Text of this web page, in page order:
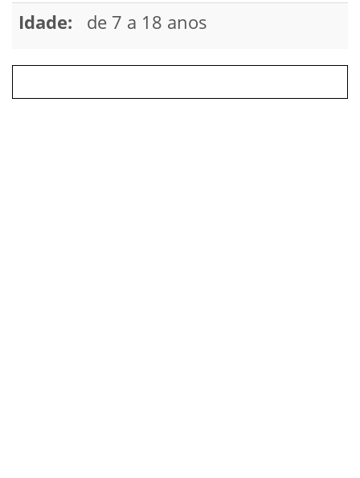
Idade: de 7 a 18 anos